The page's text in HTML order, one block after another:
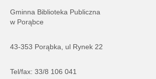
Gminna Biblioteka Publiczna
w Porąbce
43-353 Porąbka, ul Rynek 22
Tel/fax: 33/8 106 041